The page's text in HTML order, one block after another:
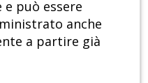
può essere
anche
a partire già